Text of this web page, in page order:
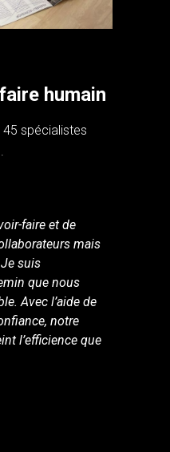
humain
45 spécialistes
faire et de
mais
suis
que nous
Avec l’aide de
notre
l’efficience que